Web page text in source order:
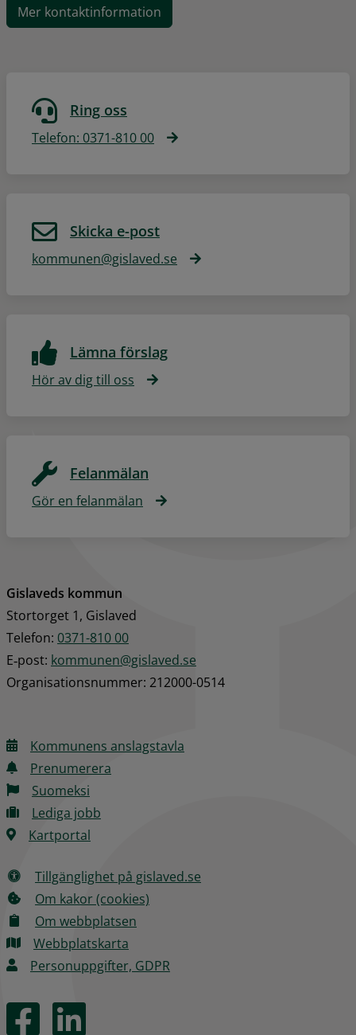
Mer kontaktinformation
Ring oss
Telefon: 0371-810 00
Skicka e-post
kommunen@gislaved.se
Lämna förslag
Hör av dig till oss
Felanmälan
Gör en felanmälan
Gislaveds kommun
Stortorget 1, Gislaved
Telefon: 0371-810 00
E‑post: kommunen@gislaved.se
Organisationsnummer: 212000-0514
Kommunens anslagstavla
Prenumerera
Suomeksi
Lediga jobb
Kartportal
Tillgänglighet på gislaved.se
Om kakor (cookies)
Om webbplatsen
Webbplatskarta
Personuppgifter, GDPR